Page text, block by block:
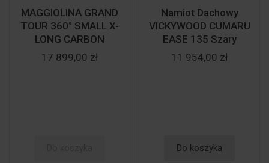
MAGGIOLINA GRAND
TOUR 360° SMALL X-
LONG CARBON
17 899,00 zł
Namiot Dachowy
VICKYWOOD CUMARU
EASE 135 Szary
11 954,00 zł
Do koszyka